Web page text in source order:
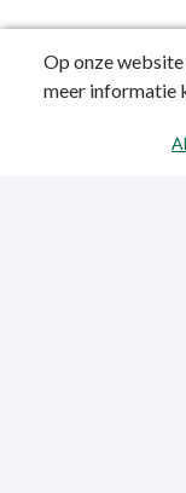
Op onze
meer informatie